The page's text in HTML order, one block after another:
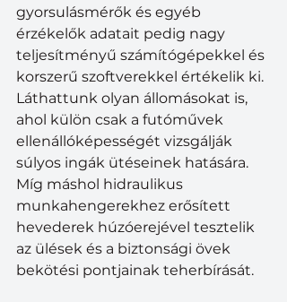
gyorsulásmérők és egyéb
érzékelők adatait pedig nagy
teljesítményű számítógépekkel és
korszerű szoftverekkel értékelik ki.
Láthattunk olyan állomásokat is,
ahol külön csak a futóművek
ellenállóképességét vizsgálják
súlyos ingák ütéseinek hatására.
Míg máshol hidraulikus
munkahengerekhez erősített
hevederek húzóerejével tesztelik
az ülések és a biztonsági övek
bekötési pontjainak teherbírását.